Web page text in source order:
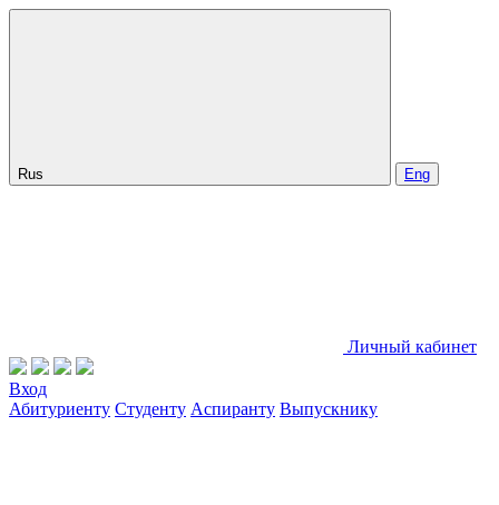
Rus Eng
Личный кабинет
Вход
Абитуриенту Студенту Аспиранту Выпускнику